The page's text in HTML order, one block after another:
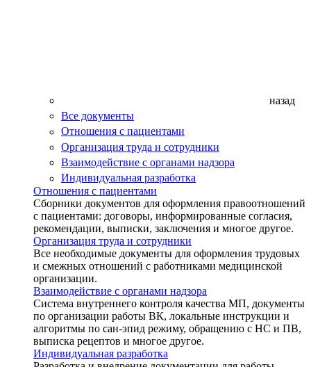
назад
Все документы
Отношения с пациентами
Организация труда и сотрудники
Взаимодействие с органами надзора
Индивидуальная разработка
Отношения с пациентами
Сборники документов для оформления правоотношений
с пациентами: договоры, информированные согласия,
рекомендации, выписки, заключения и многое другое.
Организация труда и сотрудники
Все необходимые документы для оформления трудовых
и смежных отношений с работниками медицинской
организации.
Взаимодействие с органами надзора
Система внутреннего контроля качества МП, документы
по организации работы ВК, локальные инструкции и
алгоритмы по сан-эпид режиму, обращению с НС и ПВ,
выписка рецептов и многое другое.
Индивидуальная разработка